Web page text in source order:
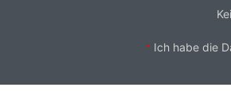
* Ich habe die